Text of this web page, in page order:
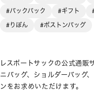
#バックパック
#ギフト
#りぼん
#ボストンバッグ
レスポートサックの公式通販
ニバッグ、ショルダーバッグ
ンをお求めいただけます。